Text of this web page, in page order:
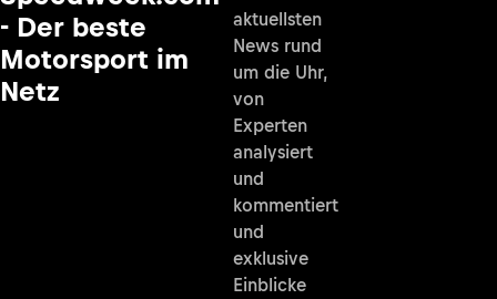
- Der beste
Motorsport im
Netz
aktuellsten
News rund
um die Uhr,
von
Experten
analysiert
und
kommentiert
und
exklusive
Einblicke